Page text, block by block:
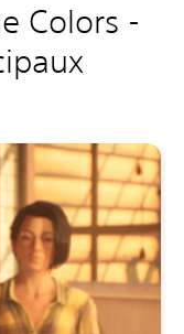
Colors -